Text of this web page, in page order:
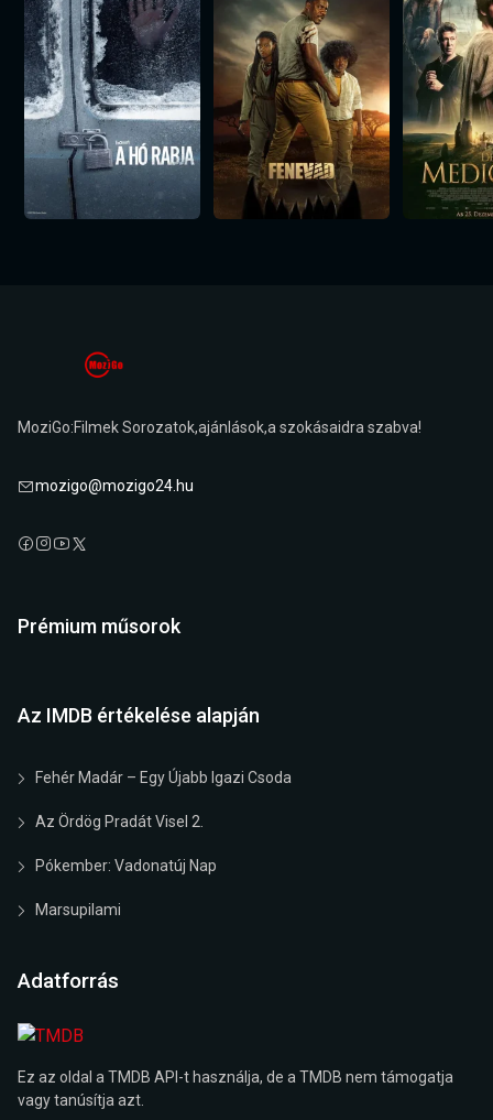
MoziGo:Filmek Sorozatok,ajánlások,a szokásaidra szabva!
mozigo@mozigo24.hu
Prémium műsorok
Az IMDB értékelése alapján
Fehér Madár – Egy Újabb Igazi Csoda
Az Ördög Pradát Visel 2.
Pókember: Vadonatúj Nap
Marsupilami
Adatforrás
Ez az oldal a TMDB API-t használja, de a TMDB nem támogatja
vagy tanúsítja azt.